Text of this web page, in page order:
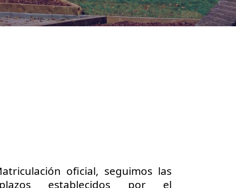
oficial, seguimos las
establecidos por el